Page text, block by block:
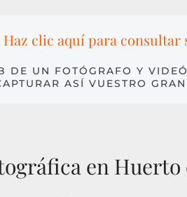
Haz clic aquí para consultar
DE UN FOTÓGRAFO Y
ASÍ VUESTRO
en Huerto